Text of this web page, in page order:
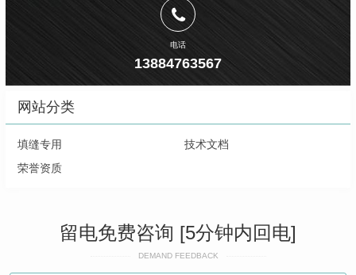
电话
13884763567
网站分类
填缝专用
技术文档
荣誉资质
留电免费咨询 [5分钟内回电]
DEMAND FEEDBACK